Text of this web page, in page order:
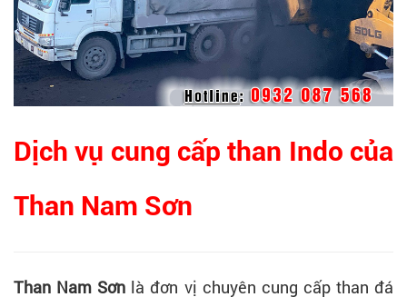
Dịch vụ cung cấp than Indo của
Than Nam Sơn
Than Nam Sơn là đơn vị chuyên cung cấp than đá